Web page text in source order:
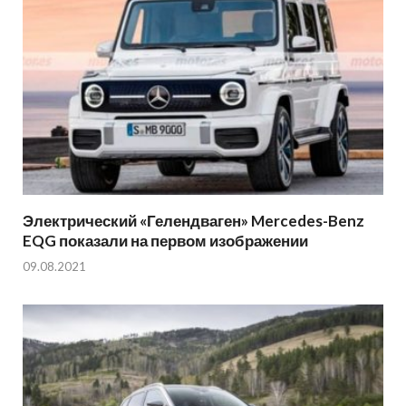
Электрический «Гелендваген» Mercedes-Benz
EQG показали на первом изображении
09.08.2021